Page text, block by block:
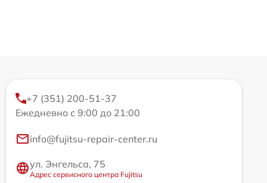
+7 (351) 200-51-37
Ежедневно с 9:00 до 21:00
info@fujitsu-repair-center.ru
ул. Энгельса, 75
Адрес сервисного центра Fujitsu